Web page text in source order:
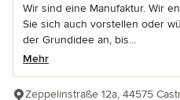
Wir sind eine Manufaktur. Wir
Sie sich auch vorstellen oder
der Grundidee an, bis...
Mehr
Zeppelinstraße 12a, 44575